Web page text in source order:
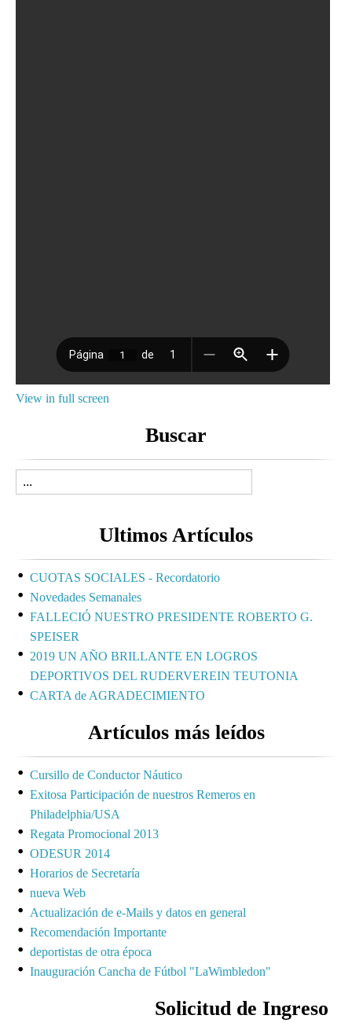
View in full screen
Buscar
Ultimos Artículos
CUOTAS SOCIALES - Recordatorio
Novedades Semanales
FALLECIÓ NUESTRO PRESIDENTE ROBERTO G.
SPEISER
2019 UN AÑO BRILLANTE EN LOGROS
DEPORTIVOS DEL RUDERVEREIN TEUTONIA
CARTA de AGRADECIMIENTO
Artículos más leídos
Cursillo de Conductor Náutico
Exitosa Participación de nuestros Remeros en
Philadelphia/USA
Regata Promocional 2013
ODESUR 2014
Horarios de Secretaría
nueva Web
Actualización de e-Mails y datos en general
Recomendación Importante
deportistas de otra época
Inauguración Cancha de Fútbol "LaWimbledon"
Solicitud de Ingreso